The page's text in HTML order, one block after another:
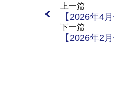
上一篇
【2026年4
下一篇
【2026年2